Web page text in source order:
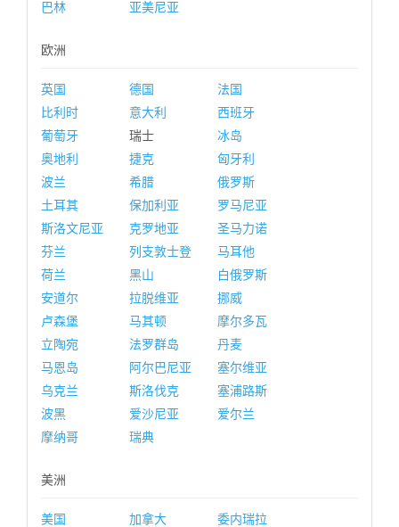
巴林
亚美尼亚
欧洲
英国 德国
法国
比利时
意大利
西班牙
葡萄牙
瑞士
冰岛
奥地利
捷克
匈牙利
波兰
希腊
俄罗斯
土耳其
保加利亚
罗马尼亚
斯洛文尼亚
克罗地亚
圣马力诺
芬兰
列支敦士登
马耳他
荷兰
黑山
白俄罗斯
安道尔
拉脱维亚
挪威
卢森堡
马其顿
摩尔多瓦
立陶宛
法罗群岛
丹麦
马恩岛
阿尔巴尼亚
塞尔维亚
乌克兰
斯洛伐克
塞浦路斯
波黑
爱沙尼亚
爱尔兰
摩纳哥
瑞典
美洲
美国 加拿大
委内瑞拉